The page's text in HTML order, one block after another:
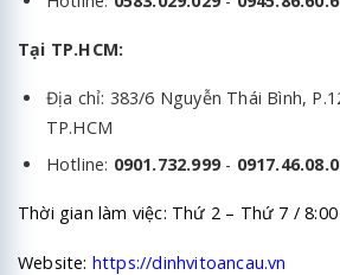
Tại TP.HCM:
Địa chỉ: 383/6 Nguyễn Thái Bình,
TP.HCM
Hotline: 0901.732.999-
Thời gian làm việc: Thứ 2 – Thứ 7 /
Website: https://dinhvitoancau.vn